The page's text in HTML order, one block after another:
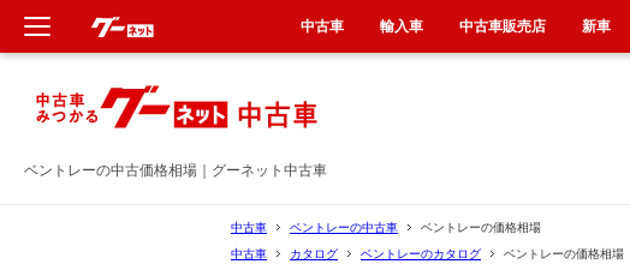
ベントレーの中古価格相場｜グーネット中古車
中古車 ベントレーの中古車
ベントレーの価格相場
中古車
カタログ ベントレーのカタログ ベントレーの価格相場
中古車 輸入車 中古車販売店 新車
新車
中古車